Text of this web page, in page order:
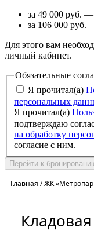
за 49 000 руб.
за 106 000 руб.
Для этого вам
личный кабинет.
Обязательные
Я прочитал(а)
персональных
Я прочитал(а)
подтверждаю
на обработку
согласие с ним.
Перейти к
Главная /ЖК